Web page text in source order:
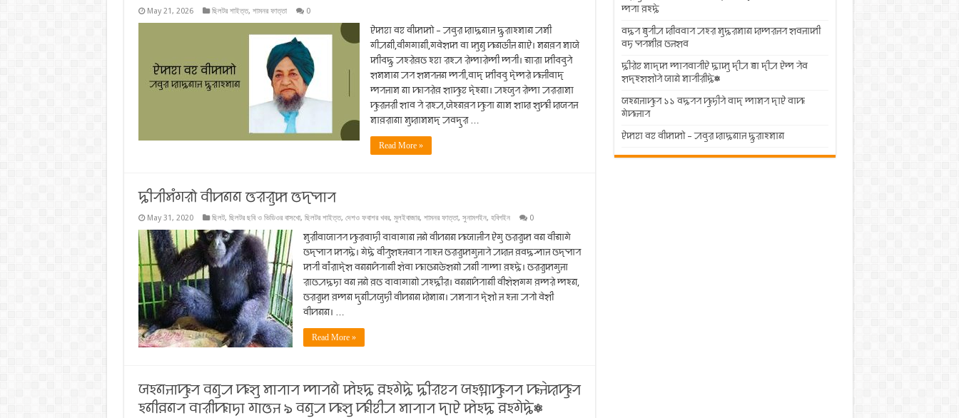
May 21, 2026 ছিলটর শাইত্ত, শামনর ফাত্তা 0
ꠄꠇꠐꠣ ꠛꠐ ꠛꠤꠇꠇꠧ – ꠀꠛꠥꠟ ꠢꠣꠍꠘꠣꠔ ꠍꠥꠟꠣꠁꠝꠣꠘ ꠀꠝꠤ
ꠉꠤꠀꠘꠤ,ꠛꠤꠉꠉꠣꠘꠤ,ꠉꠛꠦꠡꠇ ꠛꠣ ꠇꠥꠘꠥ ꠚꠘꠒꠤꠔ ꠘꠣꠄ। ꠝꠘꠅꠞ ꠝꠣꠎꠦ
ꠇꠤꠌꠍꠥ ꠀꠁꠟꠦꠅꠃ ꠁꠐꠣ ꠟꠁꠀ ꠟꠦꠈꠣꠟꠦꠈꠤ ꠈꠞꠤ। ꠜꠣꠟꠣ ꠇꠤꠌꠌꠥꠞꠦ
ꠡꠝꠝꠣꠘ ꠀꠞ ꠡꠝꠞꠔꠘ ꠈꠞꠤ,ꠛꠣꠖ ꠇꠤꠌꠌꠥ ꠖꠦꠈꠟꠦ ꠚꠔꠤꠛꠣꠖ
ꠈꠞꠔꠣꠝ ꠘꠣ ꠚꠣꠞꠟꠦꠅ ꠡꠣꠚꠥꠐ ꠖꠦꠁꠘꠣ। ꠀꠁꠎꠥꠞ ꠟꠦꠈꠣ ꠀꠟꠟꠣꠝꠣ
ꠚꠥꠟꠔꠟꠤ ꠡꠣꠛ ꠞꠦ ꠟꠁꠀ,ꠎꠦꠁꠘꠅꠞ ꠚꠥꠞꠣ ꠘꠣꠝ ꠡꠣꠢ ꠡꠥꠚꠤ ꠢꠎꠞꠔ
ꠝꠣꠅꠟꠣꠘꠣ ꠝꠥꠢꠣꠝꠝꠖ ꠀꠛꠖꠥꠟ …
Read More »
ꠍꠤꠞꠤꠝꠋꠉꠟꠧ ꠛꠤꠙꠘꠘ ꠃꠟꠟꠥꠇ ꠃꠖꠗꠣꠞ
May 31, 2020 ছিলট, ছিলটর ছবি ও ভিডিওর বাসখো, ছিলটর শাইত্ত, দেশও ফবাশর খবর, মুলইবাজার, শামনর ফাত্তা, সুনামগইন, হবিগইন 0
ꠝꠥꠟꠤꠛꠣꠎꠣꠞꠞ ꠚꠥꠟꠛꠣꠠꠤ ꠌꠣꠛꠣꠉꠣꠘ ꠔꠘꠦ ꠛꠤꠙꠘꠘ ꠚꠎꠣꠔꠤꠞ ꠄꠉꠥ ꠃꠟꠟꠥꠇ ꠛꠘ ꠛꠤꠜꠣꠉꠦ
ꠃꠖꠗꠣꠞ ꠇꠞꠍꠦ। ꠉꠦꠍꠦ ꠛꠤꠞꠥꠡꠁꠔꠛꠣꠞ ꠞꠣꠁꠔ ꠃꠟꠟꠥꠇꠉꠥꠔꠣꠞꠦ ꠀꠢꠔ ꠅꠛꠍꠕꠣꠔ ꠃꠖꠗꠣꠞ
ꠇꠞꠤ ꠛꠣꠋꠟꠣꠖꠦꠡ ꠛꠘꠘꠙ꠆ꠞꠣꠘꠤ ꠡꠦꠛꠣ ꠚꠣꠃꠘꠒꠦꠡꠘꠧ ꠀꠘꠤ ꠞꠣꠈꠣ ꠅꠁꠍꠦ। ꠃꠟꠟꠥꠇꠉꠥꠔꠣ
ꠟꠣꠃꠀꠍꠠꠣ ꠛꠘ ꠔꠘꠦ ꠅꠃ ꠌꠣꠛꠣꠉꠣꠘꠧ ꠀꠁꠍꠤꠟ। ꠛꠘꠘꠙ꠆ꠞꠣꠘꠤ ꠛꠤꠡꠦꠡꠉꠉ ꠅꠈꠟꠦ ꠈꠁꠘ,
ꠃꠟꠟꠥꠇ ꠅꠈꠘ ꠖꠥꠘꠤꠀꠎꠥꠠꠤ ꠛꠤꠙꠘꠘ ꠢꠦꠝꠣꠘ। ꠀꠝꠞꠣꠞ ꠖꠦꠡꠧ ꠔ ꠁꠔꠣ ꠀꠞꠧ ꠛꠦꠡꠤ
ꠛꠤꠙꠘꠘ। …
Read More »
ꠎꠁꠘꠔꠣꠚꠥꠞ ꠛꠘꠥꠀ ꠚꠡꠥ ꠝꠣꠞꠣꠞ ꠈꠣꠞꠘꠦ ꠇꠦꠁꠍ ꠅꠁꠉꠦꠍꠦ ꠍꠤꠟꠐꠞ ꠎꠁꠘ꠆ꠔꠣꠚꠥꠞꠞ ꠚꠔꠦꠢꠚꠥꠞ
ꠁꠘꠤꠅꠘꠞ ꠛꠣꠟꠤꠚꠣꠠꠣ ꠉꠣꠃꠔ ৯ ꠛꠘꠥꠀ ꠚꠡꠥ ꠚꠤꠐꠤꠀ ꠝꠣꠞꠣꠞ ꠖꠣꠄ ꠇꠦꠁꠍ ꠅꠁꠉꠦꠍꠦ⁕
ꠈꠞꠣ ꠅꠁꠍꠦ
ꠛꠍꠞ ꠊꠥꠞꠤꠀ ꠢꠤꠛꠛꠣꠞ ꠀꠁꠟ ꠝꠥꠍꠟꠝꠣꠘ ꠢꠈꠟꠔꠞ ꠡꠛꠔꠣꠇꠤ
ꠛꠠ ꠗꠞꠝꠤꠅ ꠃꠔꠡꠛ
ꠍꠤꠟꠦꠐ ꠝꠣꠖꠇ ꠈꠣꠞꠛꠣꠞꠤꠄ ꠍꠣꠇꠥ ꠖꠤꠀ ꠊꠣ ꠖꠤꠀ ꠄꠈ ꠞꠦꠛ
ꠡꠖꠁꠡꠡꠧꠞꠦ ꠎꠣꠘꠦ ꠝꠣꠞꠤꠟꠤꠍꠦ⁕
ꠎꠁꠘꠔꠣꠚꠥꠞ ১১ ꠛꠍꠞꠞ ꠚꠥꠠꠤꠞꠦ ꠛꠣꠖ ꠈꠣꠝꠞ ꠖꠣꠄ ꠛꠣꠚ
ꠉꠦꠚꠔꠣꠞ
ꠄꠇꠐꠣ ꠛꠐ ꠛꠤꠇꠇꠧ – ꠀꠛꠥꠟ ꠢꠣꠍꠘꠣꠔ ꠍꠥꠟꠣꠁꠝꠣꠘ